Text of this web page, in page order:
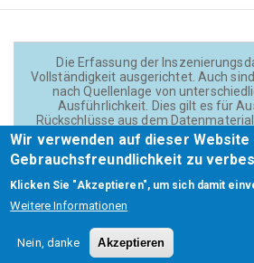
Die Erfassung der
Vollständigkeit ausgerichtet. Auch
nach Quellenlage von
Ausführlichkeit. Dies gilt es für
Rückschlüsse aus dem
Daten und Texte auf der Website
angegeben - lizensiert unterCC
Theadok.at).
Footer
Wir verwenden auf dieser Website
Gebrauchsfreundlichkeit zu
Klicken Sie "Akzeptieren", um sich damit
Weitere Informationen
Nein, danke Akzeptieren